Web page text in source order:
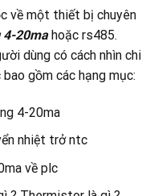
về một thiết bị chuyên
4-20mahoặc rs485.
dùng có cách nhìn chi
gồm các hạng mục:
4-20ma
nhiệt trở ntc
về plc